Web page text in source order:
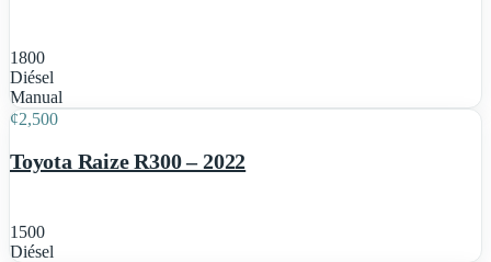
1800
Diésel
Manual
7
¢2,500
Toyota Raize R300 – 2022
1500
Diésel
7